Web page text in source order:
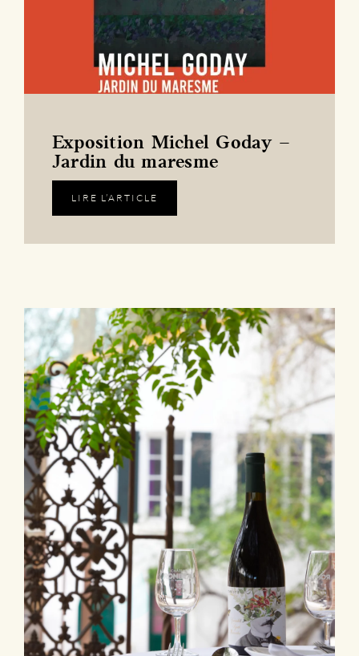
Exposition Michel Goday –
Jardin du maresme
LIRE L’ARTICLE